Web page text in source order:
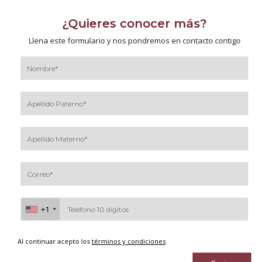
¿Quieres conocer más?
Llena este formulario y nos pondremos en contacto contigo
+1
+1
Al continuar acepto los términos y condiciones